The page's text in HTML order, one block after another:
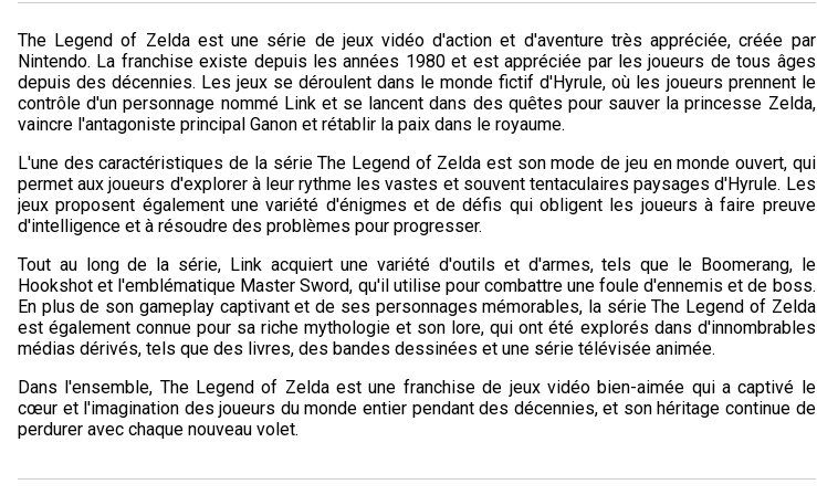
The Legend of Zelda est une série de jeux vidéo d'action et d'aventure très appréciée, créée par
Nintendo. La franchise existe depuis les années 1980 et est appréciée par les joueurs de tous âges
depuis des décennies. Les jeux se déroulent dans le monde fictif d'Hyrule, où les joueurs prennent le
contrôle d'un personnage nommé Link et se lancent dans des quêtes pour sauver la princesse Zelda,
vaincre l'antagoniste principal Ganon et rétablir la paix dans le royaume.
L'une des caractéristiques de la série The Legend of Zelda est son mode de jeu en monde ouvert, qui
permet aux joueurs d'explorer à leur rythme les vastes et souvent tentaculaires paysages d'Hyrule. Les
jeux proposent également une variété d'énigmes et de défis qui obligent les joueurs à faire preuve
d'intelligence et à résoudre des problèmes pour progresser.
Tout au long de la série, Link acquiert une variété d'outils et d'armes, tels que le Boomerang, le
Hookshot et l'emblématique Master Sword, qu'il utilise pour combattre une foule d'ennemis et de boss.
En plus de son gameplay captivant et de ses personnages mémorables, la série The Legend of Zelda
est également connue pour sa riche mythologie et son lore, qui ont été explorés dans d'innombrables
médias dérivés, tels que des livres, des bandes dessinées et une série télévisée animée.
Dans l'ensemble, The Legend of Zelda est une franchise de jeux vidéo bien-aimée qui a captivé le
cœur et l'imagination des joueurs du monde entier pendant des décennies, et son héritage continue de
perdurer avec chaque nouveau volet.